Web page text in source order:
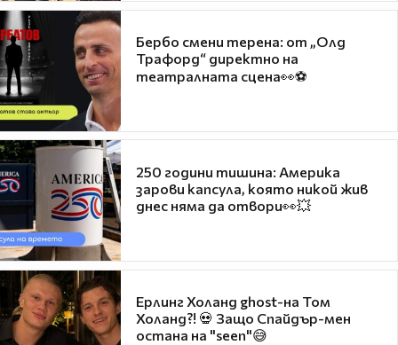
Бербо смени терена: от „Олд
Трафорд“ директно на
театралната сцена👀⚽
250 години тишина: Америка
зарови капсула, която никой жив
днес няма да отвори👀💥
Ерлинг Холанд ghost-на Том
Холанд?! 💀 Защо Спайдър-мен
остана на "seen"😅